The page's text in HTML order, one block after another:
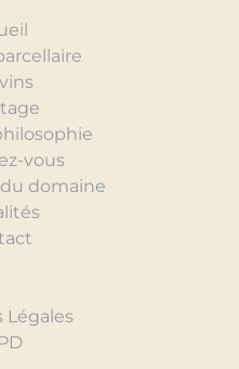
vous
domaine
Légales